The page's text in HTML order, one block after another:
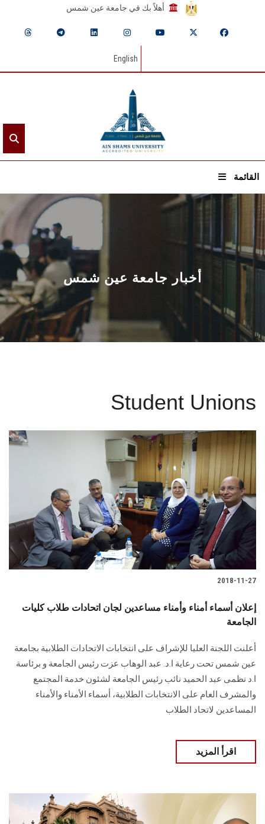
أهلاً بك في جامعة عين شمس
English
القائمة
الرئيسيـة
عن الجامعة
القطاعـات
الشئون الأكاديمية
البحث العلمي
الأنظمة الذكية
تواصل معنا
هيئة التدريس
الدراسات العليا
الموظفون
الزائـرون
أخبار جامعة عين شمس
Student Unions
2018-11-27
إعلان أسماء أمناء وأمناء مساعدين لجان اتحادات طلاب كليات
الجامعة
أعلنت اللجنة العليا للإشراف على انتخابات الاتحادات الطلابية بجامعة
عين شمس تحت رعاية ا.د. عبد الوهاب عزت رئيس الجامعة و برئاسة
ا.د نظمى عبد الحميد نائب رئيس الجامعة لشئون خدمة المجتمع
والمشرف العام على الانتخابات الطلابية، أسماء الأمناء والأمناء
المساعدين لاتحاد الطلاب
اقرأ المزيد